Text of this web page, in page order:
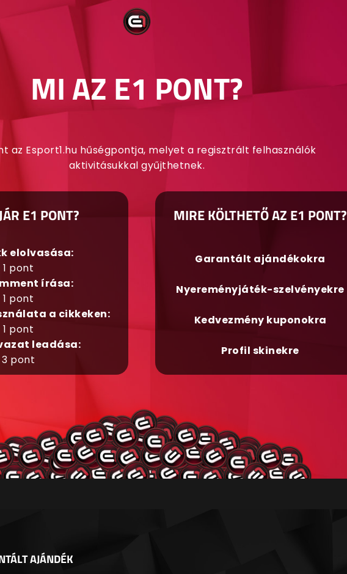
MI AZ E1 PONT?
az Esport1.hu hűségpontja, melyet a regisztrált felhasználók
aktivitásukkal gyűjthetnek.
E1 PONT?
elolvasása:
1 pont
írása:
1 pont
a cikkeken:
1 pont
leadása:
3 pont
MIRE KÖLTHETŐ AZ E1 PONT?
Garantált ajándékokra
Nyereményjáték-szelvényekre
Kedvezmény kuponokra
Profil skinekre
AJÁNDÉK